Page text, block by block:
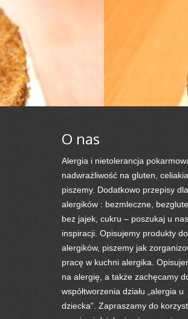
O nas
Alergia i nietolerancja
nadwrażliwość na gluten,
piszemy. Dodatkowo przepisy dla
alergików : bezmleczne,
bez jajek, cukru – poszukaj u nas
inspiracji. Opisujemy produkty
alergików, piszemy jak
pracę w kuchni alergika.
na alergię, a także zachęcamy
współtworzenia działu „alergia u
dziecka”. Zapraszamy do